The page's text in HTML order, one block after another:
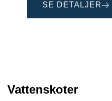
SE DETALJER
Vattenskoter